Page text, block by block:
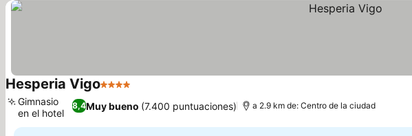
Hesperia Vigo4 Estrellas
8,4Muy bueno (7.400 puntuaciones)
Gimnasio
en el hotel
a 2.9 km de: Centro de la ciudad